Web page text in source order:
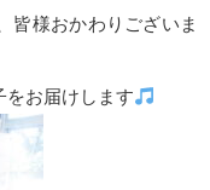
皆様おかわりございま
お届けします